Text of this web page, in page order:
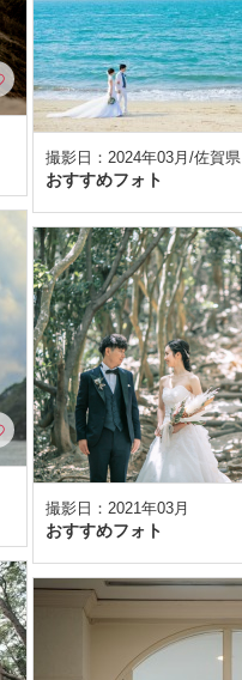
撮影日：2024年03月/佐賀県
おすすめフォト
撮影日：2021年03月
おすすめフォト